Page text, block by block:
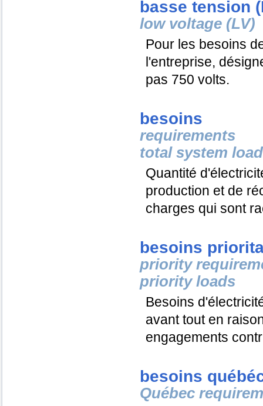
basse tension
low voltage (LV)
Pour les besoins
l'entreprise,
pas 750 volts.
besoins
requirements
total system load
Quantité
production et de
charges qui sont
besoins
priority
priority loads
Besoins
avant tout en
engagements
besoins
Québec